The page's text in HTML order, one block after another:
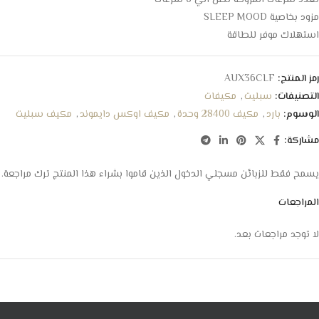
مزود بخاصية SLEEP MOOD
استهلاك موفر للطاقة
رمز المنتج: AUX36CLF
التصنيفات: سبليت, مكيفات
الوسوم: بارد, مكيف 28400 وحدة , مكيف اوكس دايموند, مكيف سبليت
مشاركة:
المراجعات
لا توجد مراجعات بعد.
يسمح فقط للزبائن مسجلي الدخول الذين قاموا بشراء هذا المنتج ترك مراجعة.